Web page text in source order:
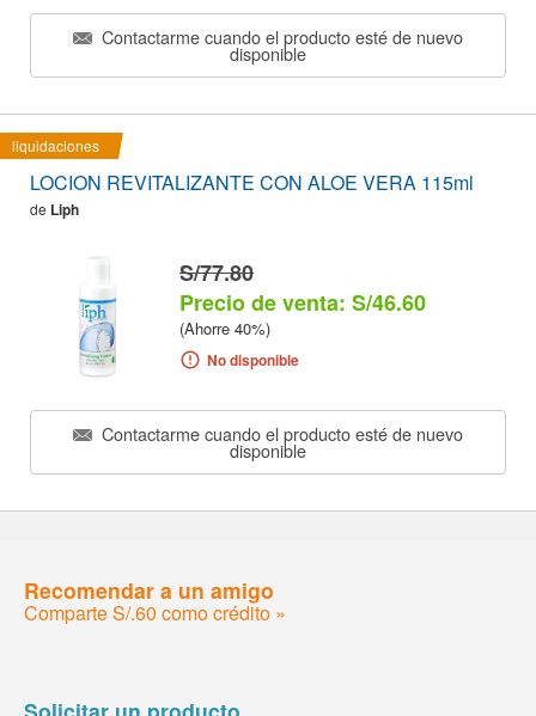
Contactarme cuando el producto esté de nuevo
disponible
liquidaciones
LOCION REVITALIZANTE CON ALOE VERA 115ml
de Liph
S/77.80
Precio de venta: S/46.60
(Ahorre 40%)
No disponible
Contactarme cuando el producto esté de nuevo
disponible
Recomendar a un amigo
Comparte S/.60 como crédito »
Solicitar un producto